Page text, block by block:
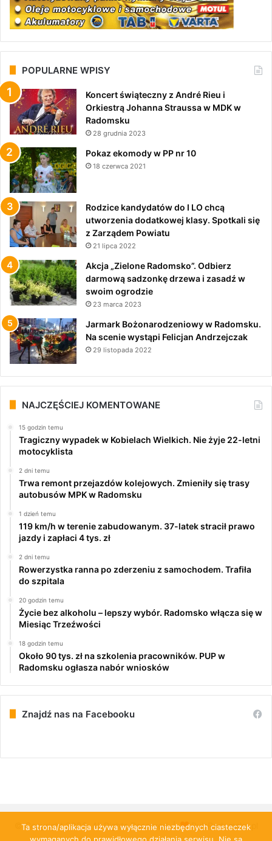
POPULARNE WPISY
Koncert świąteczny z André Rieu i
Orkiestrą Johanna Straussa w MDK w
Radomsku
28 grudnia 2023
Pokaz ekomody w PP nr 10
18 czerwca 2021
Rodzice kandydatów do I LO chcą
utworzenia dodatkowej klasy. Spotkali się
z Zarządem Powiatu
21 lipca 2022
Akcja „Zielone Radomsko”. Odbierz
darmową sadzonkę drzewa i zasadź w
swoim ogrodzie
23 marca 2023
Jarmark Bożonarodzeniowy w Radomsku.
Na scenie wystąpi Felicjan Andrzejczak
29 listopada 2022
NAJCZĘŚCIEJ KOMENTOWANE
15 godzin temu
Tragiczny wypadek w Kobielach Wielkich. Nie żyje 22-letni
motocyklista
2 dni temu
Trwa remont przejazdów kolejowych. Zmieniły się trasy
autobusów MPK w Radomsku
1 dzień temu
119 km/h w terenie zabudowanym. 37-latek stracił prawo
jazdy i zapłaci 4 tys. zł
2 dni temu
Rowerzystka ranna po zderzeniu z samochodem. Trafiła
do szpitala
20 godzin temu
Życie bez alkoholu – lepszy wybór. Radomsko włącza się w
Miesiąc Trzeźwości
18 godzin temu
Około 90 tys. zł na szkolenia pracowników. PUP w
Radomsku ogłasza nabór wniosków
Znajdź nas na Facebooku
© Copyright 2026, All Rights Reserved | PulsRadomska.pl
Ta strona/aplikacja używa wyłącznie niezbędnych ciasteczek